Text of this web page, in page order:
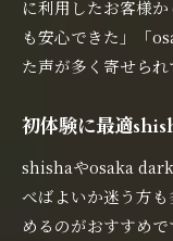
に利用したお客様
も安心できた」「
た声が多く寄せられ
初体験に最適
shishaやosaka
べばよいか迷う方
めるのがおすすめ